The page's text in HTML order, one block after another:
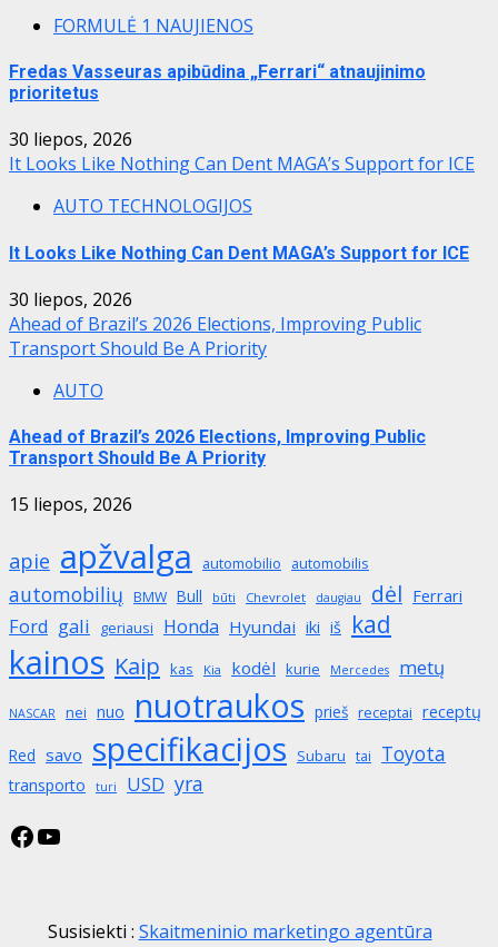
FORMULĖ 1 NAUJIENOS
Fredas Vasseuras apibūdina „Ferrari“ atnaujinimo
prioritetus
30 liepos, 2026
It Looks Like Nothing Can Dent MAGA’s Support for ICE
AUTO TECHNOLOGIJOS
It Looks Like Nothing Can Dent MAGA’s Support for ICE
30 liepos, 2026
Ahead of Brazil’s 2026 Elections, Improving Public
Transport Should Be A Priority
AUTO
Ahead of Brazil’s 2026 Elections, Improving Public
Transport Should Be A Priority
15 liepos, 2026
apie apžvalga automobilio automobilis
automobilių BMW Bull būti Chevrolet daugiau dėl Ferrari
Ford gali geriausi Honda Hyundai iki iš kad
kainos Kaip kas Kia kodėl kurie Mercedes metų
NASCAR nei nuo nuotraukos prieš receptai receptų
Red savo specifikacijos Subaru tai Toyota
transporto turi USD yra
Facebook
YouTube
Susisiekti : Skaitmeninio marketingo agentūra